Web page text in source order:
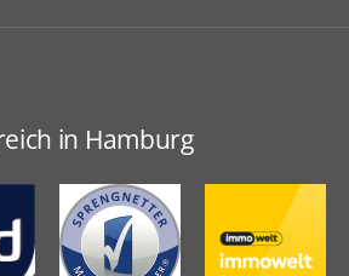
in Hamburg